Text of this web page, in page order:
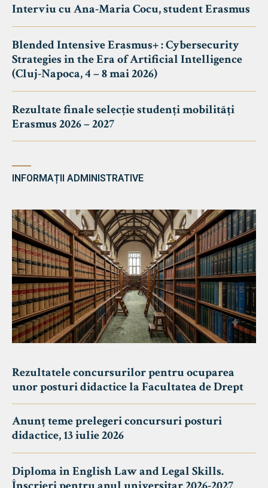
Interviu cu Ana-Maria Cocu, student Erasmus
Blended Intensive Erasmus+ : Cybersecurity
Strategies in the Era of Artificial Intelligence
(Cluj-Napoca, 4 – 8 mai 2026)
Rezultate finale selecție studenți mobilități
Erasmus 2026 – 2027
INFORMAȚII ADMINISTRATIVE
Rezultatele concursurilor pentru ocuparea
unor posturi didactice la Facultatea de Drept
Anunț teme prelegeri concursuri posturi
didactice, 13 iulie 2026
Diploma in English Law and Legal Skills.